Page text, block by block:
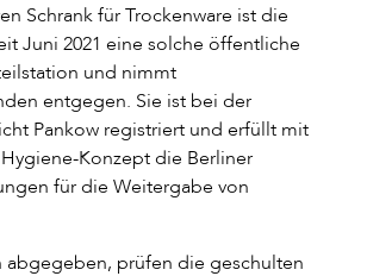
Schrank für Trockenware ist die
Juni 2021 eine solche öffentliche
und nimmt
entgegen. Sie ist bei der
Pankow registriert und erfüllt mit
Konzept die Berliner
für die Weitergabe von
abgegeben, prüfen die geschulten